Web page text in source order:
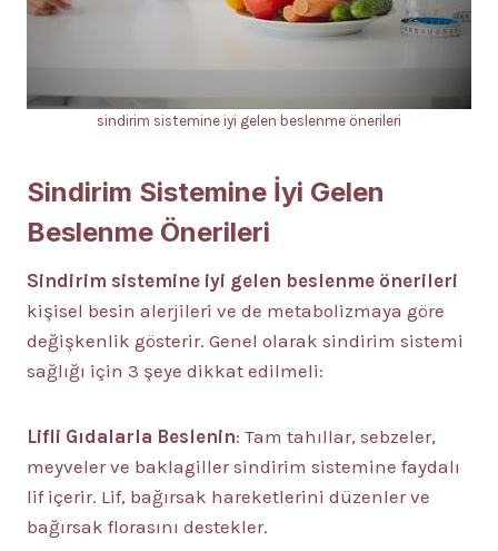
sindirim sistemine iyi gelen beslenme önerileri
Sindirim Sistemine İyi Gelen
Beslenme Önerileri
Sindirim sistemine iyi gelen beslenme önerileri
kişisel besin alerjileri ve de metabolizmaya göre
değişkenlik gösterir. Genel olarak sindirim sistemi
sağlığı için 3 şeye dikkat edilmeli:
Lifli Gıdalarla Beslenin: Tam tahıllar, sebzeler,
meyveler ve baklagiller sindirim sistemine faydalı
lif içerir. Lif, bağırsak hareketlerini düzenler ve
bağırsak florasını destekler.